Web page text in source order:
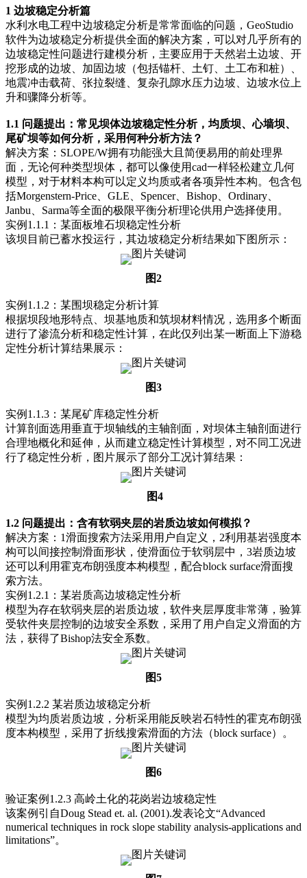
1 边坡稳定分析篇
水利水电工程中边坡稳定分析是常常面临的问题，GeoStudio
软件为边坡稳定分析提供全面的解决方案，可以对几乎所有的
边坡稳定性问题进行建模分析，主要应用于天然岩土边坡、开
挖形成的边坡、加固边坡（包括锚杆、土钉、土工布和桩）、
地震冲击载荷、张拉裂缝、复杂孔隙水压力边坡、边坡水位上
升和骤降分析等。
1.1 问题提出：常见坝体边坡稳定性分析，均质坝、心墙坝、
尾矿坝等如何分析，采用何种分析方法？
解决方案：SLOPE/W拥有功能强大且简便易用的前处理界
面，无论何种类型坝体，都可以像使用cad一样轻松建立几何
模型，对于材料本构可以定义均质或者各项异性本构。包含包
括Morgenstern-Price、GLE、Spencer、Bishop、Ordinary、
Janbu、Sarma等全面的极限平衡分析理论供用户选择使用。
实例1.1.1：某面板堆石坝稳定性分析
该坝目前已蓄水投运行，其边坡稳定分析结果如下图所示：
图2
实例1.1.2：某围坝稳定分析计算
根据坝段地形特点、坝基地质和筑坝材料情况，选用多个断面
进行了渗流分析和稳定性计算，在此仅列出某一断面上下游稳
定性分析计算结果展示：
图3
实例1.1.3：某尾矿库稳定性分析
计算剖面选用垂直于坝轴线的主轴剖面，对坝体主轴剖面进行
合理地概化和延伸，从而建立稳定性计算模型，对不同工况进
行了稳定性分析，图片展示了部分工况计算结果：
图4
1.2 问题提出：含有软弱夹层的岩质边坡如何模拟？
解决方案：1滑面搜索方法采用用户自定义，2利用基岩强度本
构可以间接控制滑面形状，使滑面位于软弱层中，3岩质边坡
还可以利用霍克布朗强度本构模型，配合block surface滑面搜
索方法。
实例1.2.1：某岩质高边坡稳定性分析
模型为存在软弱夹层的岩质边坡，软件夹层厚度非常薄，验算
受软件夹层控制的边坡安全系数，采用了用户自定义滑面的方
法，获得了Bishop法安全系数。
图5
实例1.2.2 某岩质边坡稳定分析
模型为均质岩质边坡，分析采用能反映岩石特性的霍克布朗强
度本构模型，采用了折线搜索滑面的方法（block surface）。
图6
验证案例1.2.3 高岭土化的花岗岩边坡稳定性
该案例引自Doug Stead et. al. (2001).发表论文“Advanced
numerical techniques in rock slope stability analysis-applications and
limitations”。